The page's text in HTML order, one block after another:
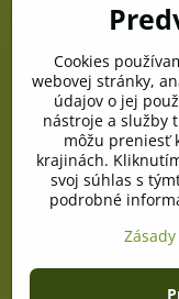
PO - PIA od 10:00 do
Telefón poradňa:
+421 903 996 513
E-mail:
Cookies
webovej stránky,
údajov o jej
nástroje a služby
môžu preniesť
krajinách.
svoj súhlas s
podrobné